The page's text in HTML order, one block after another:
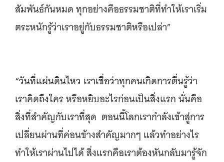
สัมพันธ์กันหมด ทุกอย่างคือธรรมชาติที่ทำให้เราเริ่ม
ตระหนักรู้ว่าเราอยู่กับธรรมชาติหรือเปล่า”
“วันที่แผ่นดินไหว เราเชื่อว่าทุกคนเกิดการตื่นรู้ว่า
เราคิดถึงใคร หรือหยิบอะไรก่อนเป็นสิ่งแรก นั่นคือ
สิ่งที่สำคัญกับเราที่สุด ตอนนี้โลกเรากำลังเข้าสู่การ
เปลี่ยนผ่านที่ค่อนข้างสำคัญมากๆ แล้วทำอย่างไร
ทำให้เราผ่านไปได้ สิ่งแรกคือเราต้องหันกลับมารู้จัก